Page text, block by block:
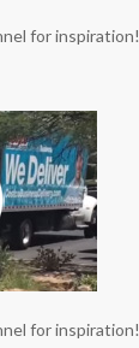
for inspiration!
for inspiration!